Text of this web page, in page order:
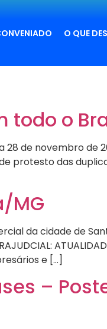
O QUE
todo o
28 de novembro de
protesto das
MG
da cidade de
e […]
–